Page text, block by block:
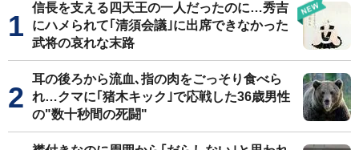
信長を支える四天王の一人だったのに…秀吉
にハメられて｢清須会議｣に出席できなかった
武将の哀れな末路
耳の後ろから流血､指の肉をごっそり食べら
れ…クマに｢猪木キック｣で応戦した36歳男性
の"数十秒間の死闘"